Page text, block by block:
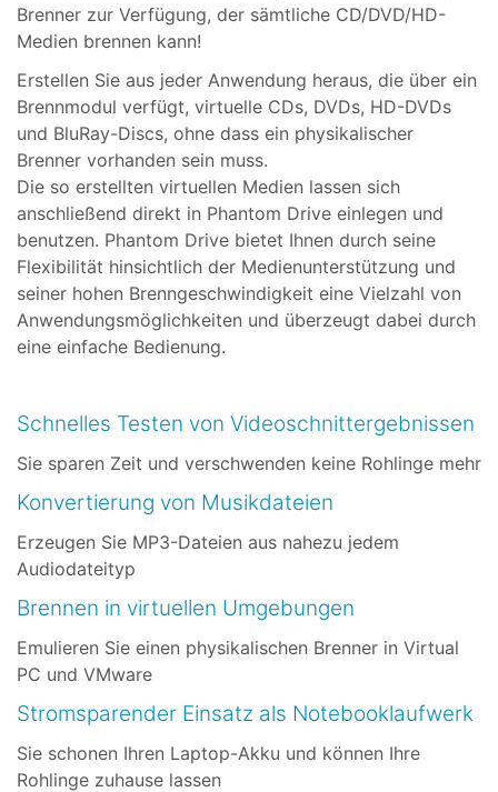
Brenner zur Verfügung, der sämtliche CD/DVD/HD-
Medien brennen kann!
Erstellen Sie aus jeder Anwendung heraus, die über ein
Brennmodul verfügt, virtuelle CDs, DVDs, HD-DVDs
und BluRay-Discs, ohne dass ein physikalischer
Brenner vorhanden sein muss.
Die so erstellten virtuellen Medien lassen sich
anschließend direkt in Phantom Drive einlegen und
benutzen. Phantom Drive bietet Ihnen durch seine
Flexibilität hinsichtlich der Medienunterstützung und
seiner hohen Brenngeschwindigkeit eine Vielzahl von
Anwendungsmöglichkeiten und überzeugt dabei durch
eine einfache Bedienung.
Schnelles Testen von Videoschnittergebnissen
Sie sparen Zeit und verschwenden keine Rohlinge mehr
Konvertierung von Musikdateien
Erzeugen Sie MP3-Dateien aus nahezu jedem
Audiodateityp
Brennen in virtuellen Umgebungen
Emulieren Sie einen physikalischen Brenner in Virtual
PC und VMware
Stromsparender Einsatz als Notebooklaufwerk
Sie schonen Ihren Laptop-Akku und können Ihre
Rohlinge zuhause lassen